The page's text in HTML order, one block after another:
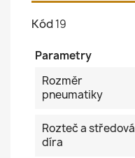
Kód 19
Parametry
Rozměr
pneumatiky
Rozteč a středová
díra